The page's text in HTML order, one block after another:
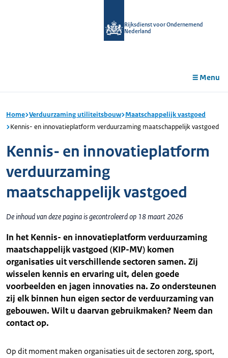
Rijksdienst voor Ondernemend
Nederland
Menu
Home Verduurzaming utiliteitsbouw Maatschappelijk vastgoed
Kennis- en innovatieplatform verduurzaming maatschappelijk vastgoed
Kennis- en innovatieplatform
verduurzaming
maatschappelijk vastgoed
De inhoud van deze pagina is gecontroleerd op 18 maart 2026
In het Kennis- en innovatieplatform verduurzaming
maatschappelijk vastgoed (KIP-MV) komen
organisaties uit verschillende sectoren samen. Zij
wisselen kennis en ervaring uit, delen goede
voorbeelden en jagen innovaties na. Zo ondersteunen
zij elk binnen hun eigen sector de verduurzaming van
gebouwen. Wilt u daarvan gebruikmaken? Neem dan
contact op.
Op dit moment maken organisaties uit de sectoren zorg, sport,